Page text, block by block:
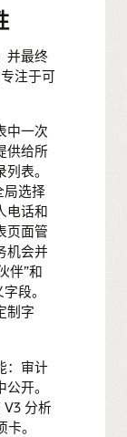
并最终
注于可
中一次
供给所
表。
局选择
电话和
页面管
机会并
伴”和
段。
制字
：审计
开。
V3 分析
。